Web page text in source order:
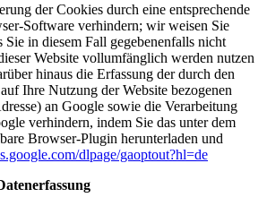
der Cookies durch eine entsprechende
Software verhindern; wir weisen Sie
Sie in diesem Fall gegebenenfalls nicht
Website vollumfänglich werden nutzen
hinaus die Erfassung der durch den
Ihre Nutzung der Website bezogenen
an Google sowie die Verarbeitung
verhindern, indem Sie das unter dem
Browser-Plugin herunterladen und
dlpage/gaoptout?hl=de